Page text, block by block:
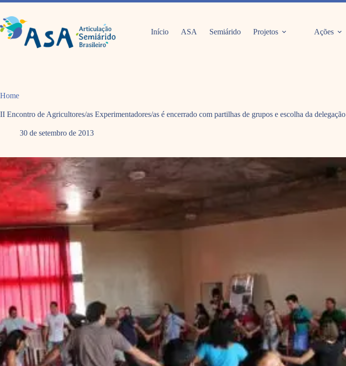
Pular
o
conteúdo
Início ASA Semiárido Projetos Ações
Home
II Encontro de Agricultores/as Experimentadores/as é encerrado com partilhas de grupos e escolha da delegação
30 de setembro de 2013